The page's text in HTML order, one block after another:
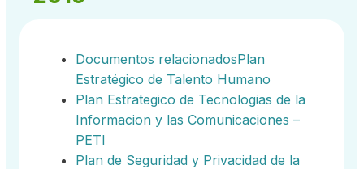
Documentos relacionadosPlan
Estratégico de Talento Humano
Plan Estrategico de Tecnologias de la
Informacion y las Comunicaciones –
PETI
Plan de Seguridad y Privacidad de la